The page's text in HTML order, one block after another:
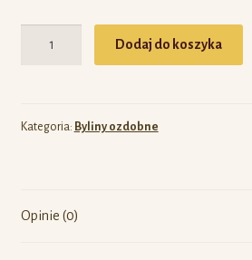
Dodaj do koszyka
Kategoria: Byliny ozdobne
Opinie (0)